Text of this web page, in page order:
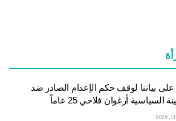
على بياننا لوقف حكم الإعدام الصادر ضد
السياسية أرغوان فلاحي 25 عاماً